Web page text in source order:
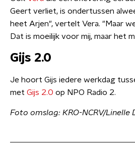
Geert verliet, is ondertussen
heet Arjen", vertelt Vera. "Maar
Dat is moeilijk voor mij, maar het
Gijs 2.0
Je hoort Gijs iedere werkdag
met Gijs 2.0 op NPO Radio 2.
Foto omslag: KRO-NCRV/Linelle